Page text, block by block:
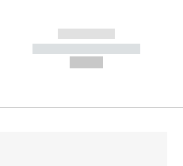
------------
----------- -----------